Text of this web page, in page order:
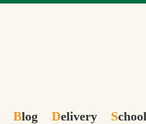
Blog Delivery School